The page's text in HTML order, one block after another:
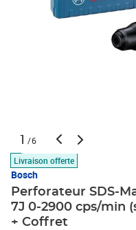
1 /6
Livraison offerte
Bosch
Perforateur SDS-
7J 0-2900 cps/min
+ Coffret